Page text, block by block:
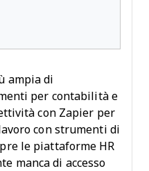
ampia di
per contabilità e
con Zapier per
con strumenti di
le piattaforme HR
manca di accesso